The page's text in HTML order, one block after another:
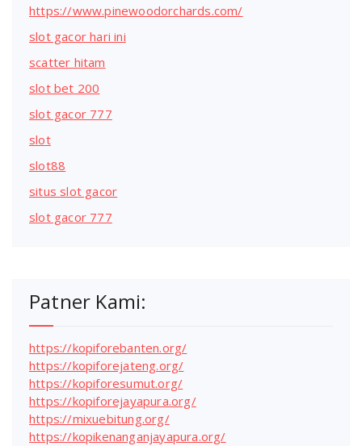
https://www.pinewoodorchards.com/
slot gacor hari ini
scatter hitam
slot bet 200
slot gacor 777
slot
slot88
situs slot gacor
slot gacor 777
Patner Kami:
https://kopiforebanten.org/
https://kopiforejateng.org/
https://kopiforesumut.org/
https://kopiforejayapura.org/
https://mixuebitung.org/
https://kopikenanganjayapura.org/